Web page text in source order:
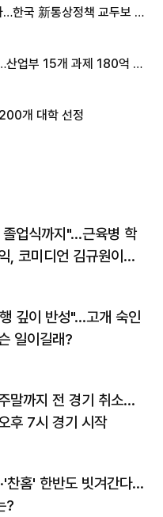
한국 新통상정책 교두보 활
산업부 15개 과제 180억 지
개 대학 선정
업식까지"…근육병 학
, 코미디언 김규원이었
깊이 반성"…고개 숙인
일이길래?
말까지 전 경기 취소…
후 7시 경기 시작
찬홈' 한반도 빗겨간다…
?